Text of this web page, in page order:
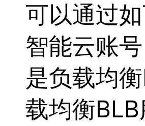
可以通过
智能云账
是负载均衡
载均衡